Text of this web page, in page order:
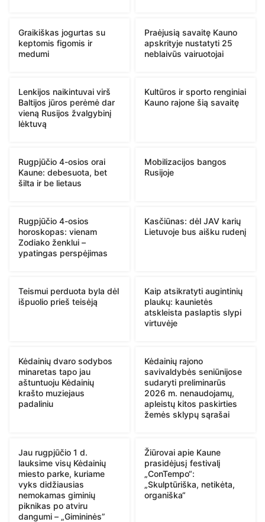
Graikiškas jogurtas su
keptomis figomis ir
medumi
Praėjusią savaitę Kauno
apskrityje nustatyti 25
neblaivūs vairuotojai
Lenkijos naikintuvai virš
Baltijos jūros perėmė dar
vieną Rusijos žvalgybinį
lėktuvą
Kultūros ir sporto renginiai
Kauno rajone šią savaitę
Rugpjūčio 4-osios orai
Kaune: debesuota, bet
šilta ir be lietaus
Mobilizacijos bangos
Rusijoje
Rugpjūčio 4-osios
horoskopas: vienam
Zodiako ženklui –
ypatingas perspėjimas
Kasčiūnas: dėl JAV karių
Lietuvoje bus aišku rudenį
Teismui perduota byla dėl
išpuolio prieš teisėją
Kaip atsikratyti augintinių
plaukų: kaunietės
atskleista paslaptis slypi
virtuvėje
Kėdainių dvaro sodybos
minaretas tapo jau
aštuntuoju Kėdainių
krašto muziejaus
padaliniu
Kėdainių rajono
savivaldybės seniūnijose
sudaryti preliminarūs
2026 m. nenaudojamų,
apleistų kitos paskirties
žemės sklypų sąrašai
Jau rugpjūčio 1 d.
lauksime visų Kėdainių
miesto parke, kuriame
vyks didžiausias
nemokamas giminių
piknikas po atviru
dangumi – „Gimininės”
Žiūrovai apie Kaune
prasidėjusį festivalį
„ConTempo“:
„Skulptūriška, netikėta,
organiška“